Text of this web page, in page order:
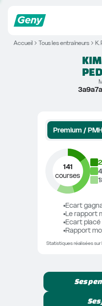
Accueil Tous les entraîneurs K.
KIM
Premium / PMH
141
courses
Ecart
Le rapport
Ecart placé
Rapport
Statistiques réalisées sur
Ses